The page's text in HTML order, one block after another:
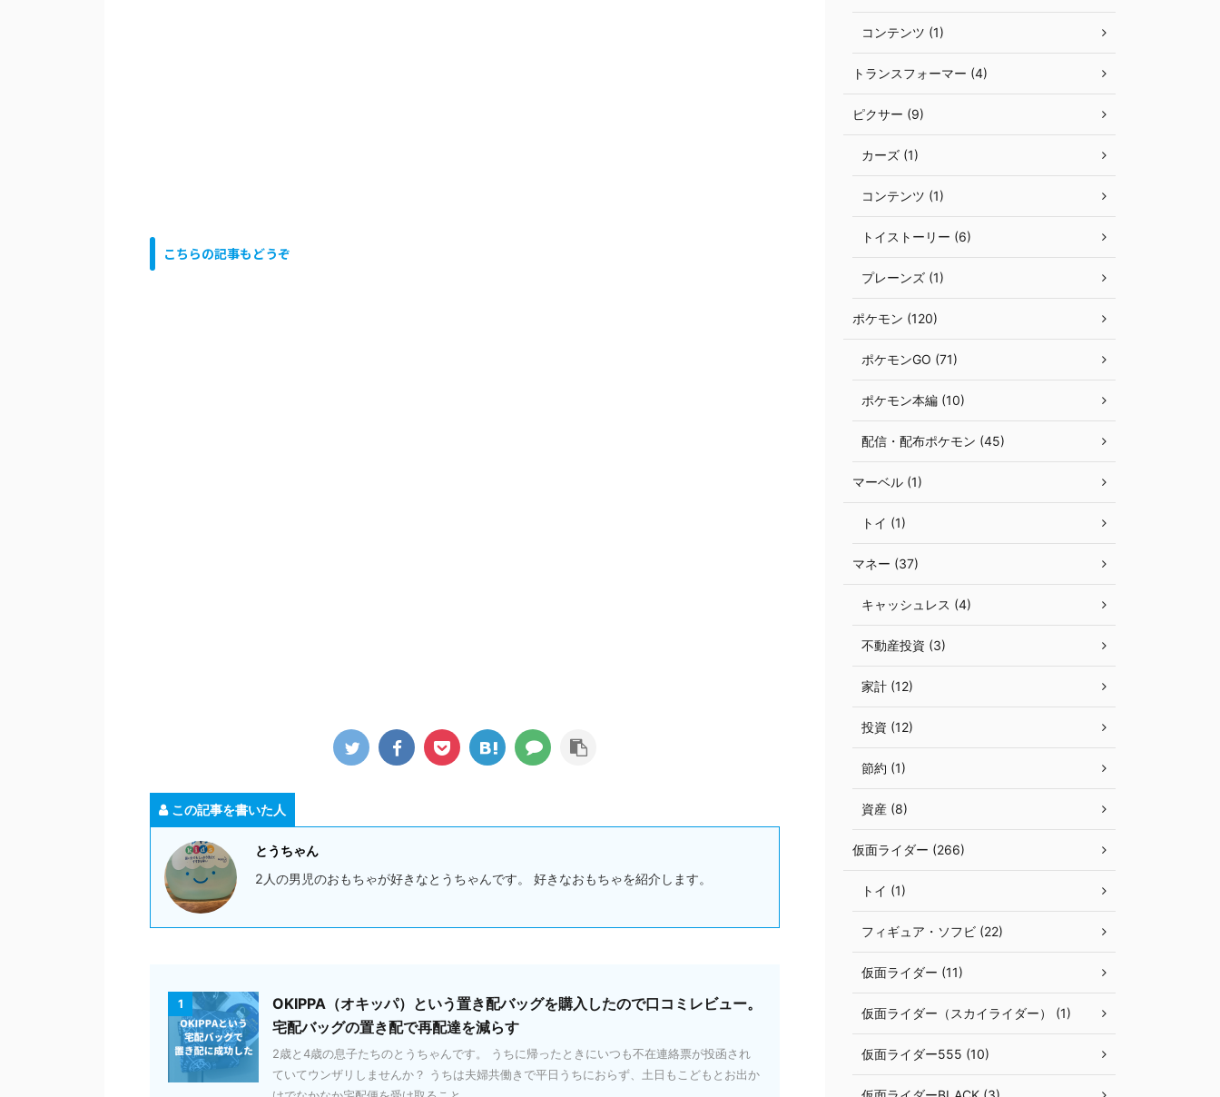
こちらの記事もどうぞ
この記事を書いた人
とうちゃん
2人の男児のおもちゃが好きなとうちゃんです。 好きなおもちゃを紹介します。
1
OKIPPA（オキッパ）という置き配バッグを購入したので口コミレビュー。
宅配バッグの置き配で再配達を減らす
2歳と4歳の息子たちのとうちゃんです。 うちに帰ったときにいつも不在連絡票が投函され
ていてウンザリしませんか？ うちは夫婦共働きで平日うちにおらず、土日もこどもとお出か
コンテンツ (1)
トランスフォーマー (4)
ピクサー (9)
カーズ (1)
コンテンツ (1)
トイストーリー (6)
プレーンズ (1)
ポケモン (120)
ポケモンGO (71)
ポケモン本編 (10)
配信・配布ポケモン (45)
マーベル (1)
トイ (1)
マネー (37)
キャッシュレス (4)
不動産投資 (3)
家計 (12)
投資 (12)
節約 (1)
資産 (8)
仮面ライダー (266)
トイ (1)
フィギュア・ソフビ (22)
仮面ライダー (11)
仮面ライダー（スカイライダー） (1)
仮面ライダー555 (10)